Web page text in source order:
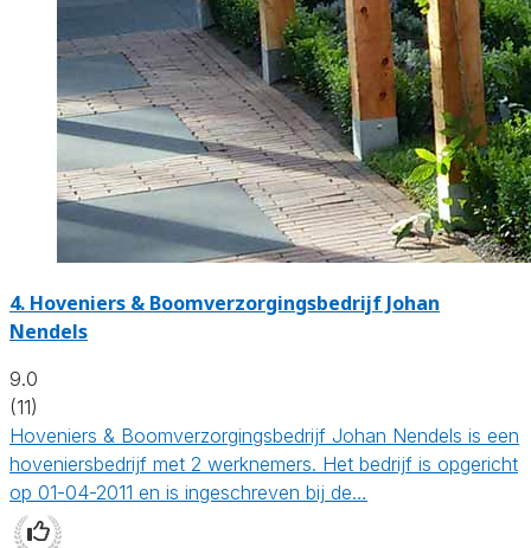
4. Hoveniers & Boomverzorgingsbedrijf Johan
Nendels
9.0
(11)
Hoveniers & Boomverzorgingsbedrijf Johan Nendels is een
hoveniersbedrijf met 2 werknemers. Het bedrijf is opgericht
op 01-04-2011 en is ingeschreven bij de…